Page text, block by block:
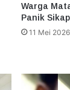
Warga
Panik
11 Mei 2026